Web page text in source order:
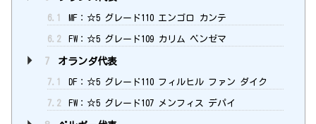
6.1 MF：☆5 グレード110 エンゴロ カンテ
6.2 FW：☆5 グレード109 カリム ベンゼマ
7 オランダ代表
7.1 DF：☆5 グレード110 フィルヒル ファン ダイク
7.2 FW：☆5 グレード107 メンフィス デパイ